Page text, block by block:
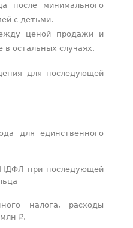
после минимального
с детьми.
ценой продажи и
в остальных случаях.
для последующей
для единственного
при последующей
налога, расходы
₽.